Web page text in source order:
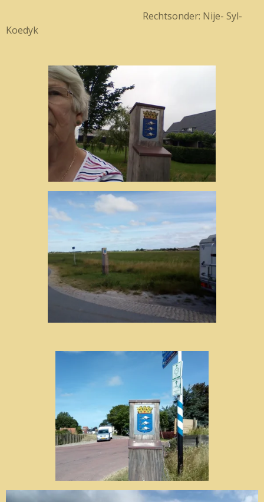
Rechtsonder: Nije- Syl-
Koedyk